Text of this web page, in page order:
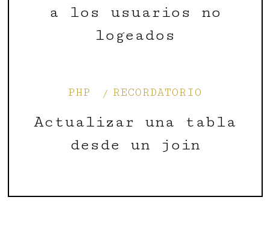
a los usuarios no
logeados
PHP RECORDATORIO
Actualizar una tabla
desde un join